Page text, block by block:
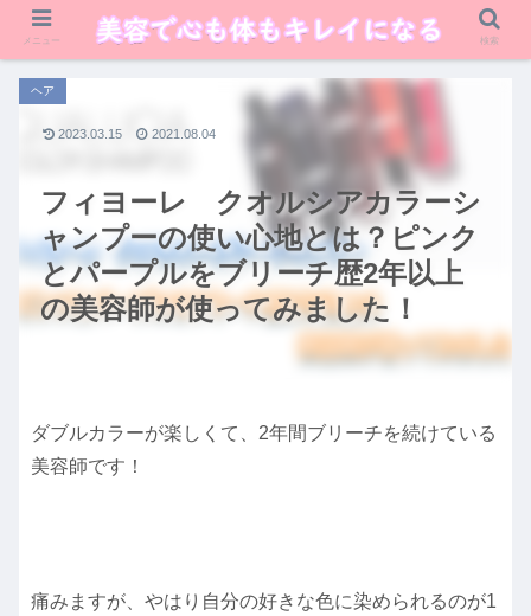
フィヨーレ クオルシアカラーシ
ャンプーの使い心地とは？ピンク
とパープルをブリーチ歴2年以上
の美容師が使ってみました！
ヘア
2023.03.15 2021.08.04
ダブルカラーが楽しくて、2年間ブリーチを続けている
美容師です！
痛みますが、やはり自分の好きな色に染められるのが1
メニュー 検索